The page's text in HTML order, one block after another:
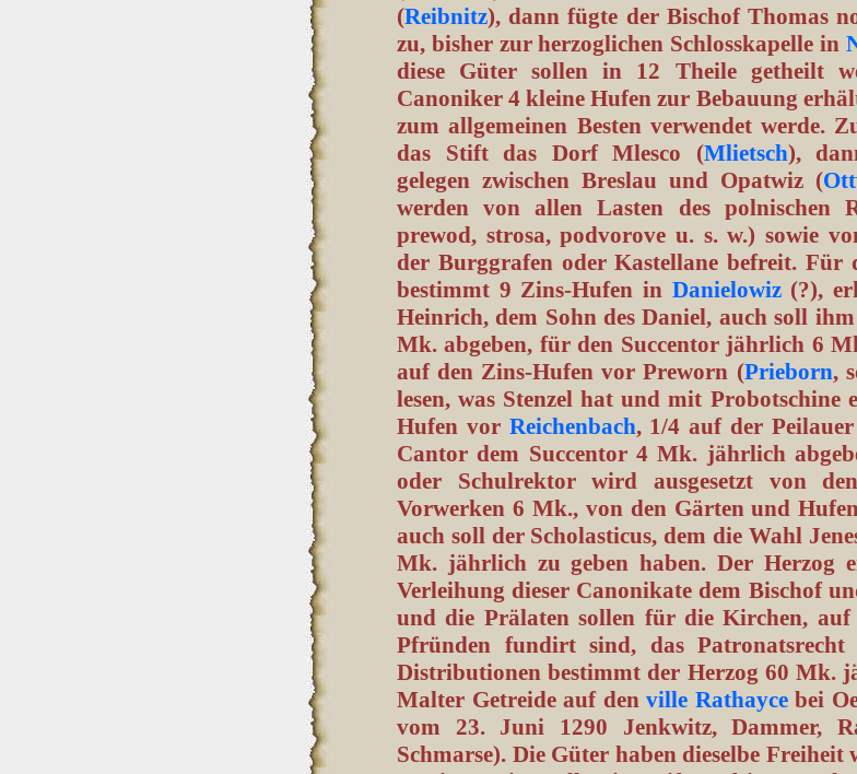
(Reibnitz), dann fügte der Bischof Thomas
zu, bisher zur herzoglichen Schlosskapelle in
diese Güter sollen in 12 Theile getheilt
Canoniker 4 kleine Hufen zur Bebauung
zum allgemeinen Besten verwendet werde.
das Stift das Dorf Mlesco (Mlietsch),
gelegen zwischen Breslau und Opatwiz (
werden von allen Lasten des polnischen
prewod, strosa, podvorove u. s. w.) sowie
der Burggrafen oder Kastellane befreit. Für
bestimmt 9 Zins-Hufen in Danielowiz(?),
Heinrich, dem Sohn des Daniel, auch soll
Mk. abgeben, für den Succentor jährlich 6
auf den Zins-Hufen vor Preworn (Prieborn,
lesen, was Stenzel hat und mit
Hufen vor Reichenbach, 1/4 auf der
Cantor dem Succentor 4 Mk. jährlich
oder Schulrektor wird ausgesetzt von
Vorwerken 6 Mk., von den Gärten und
auch soll der Scholasticus, dem die Wahl
Mk. jährlich zu geben haben. Der Herzog
Verleihung dieser Canonikate dem Bischof
und die Prälaten sollen für die Kirchen,
Pfründen fundirt sind, das
Distributionen bestimmt der Herzog 60 Mk.
Malter Getreide auf den ville Rathaycebei
vom 23. Juni 1290 Jenkwitz, Dammer,
Schmarse). Die Güter haben dieselbe Freiheit